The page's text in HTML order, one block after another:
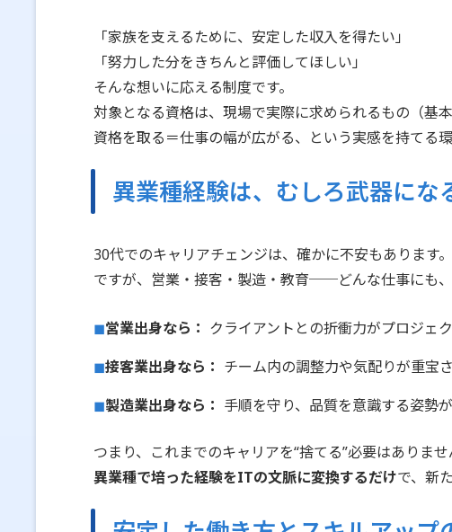
「家族を支えるために、安定した収入を得たい」
「努力した分をきちんと評価してほしい」
そんな想いに応える制度です。
対象となる資格は、現場で実際に求められるもの（基
資格を取る＝仕事の幅が広がる、という実感を持てる環
異業種経験は、むしろ武器にな
30代でのキャリアチェンジは、確かに不安もあります。
ですが、営業・接客・製造・教育──どんな仕事にも、
営業出身なら： クライアントとの折衝力がプロジェ
接客業出身なら： チーム内の調整力や気配りが重宝
製造業出身なら： 手順を守り、品質を意識する姿勢
つまり、これまでのキャリアを“捨てる”必要はありませ
異業種で培った経験をITの文脈に変換するだけで、新